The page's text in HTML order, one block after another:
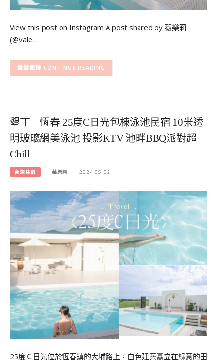
View this post on Instagram A post shared by 薇樂莉
(@vale…
CONTINUE READING
墾丁｜恆春 25度C日光包棟泳池民宿 10米透
明玻璃網美泳池 投影KTV 池畔BBQ派對超
Chill
台灣住宿 薇樂莉 2024-05-02
25度Ｃ日光位於恆春鎮的大埔路上，白色建築矗立在綠意的田